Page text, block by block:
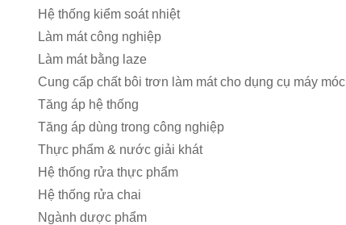
Hệ thống kiểm soát nhiệt
Làm mát công nghiệp
Làm mát bằng laze
Cung cấp chất bôi trơn làm mát cho dụng cụ máy móc
Tăng áp hệ thống
Tăng áp dùng trong công nghiệp
Thực phẩm & nước giải khát
Hệ thống rửa thực phẩm
Hệ thống rửa chai
Ngành dược phẩm